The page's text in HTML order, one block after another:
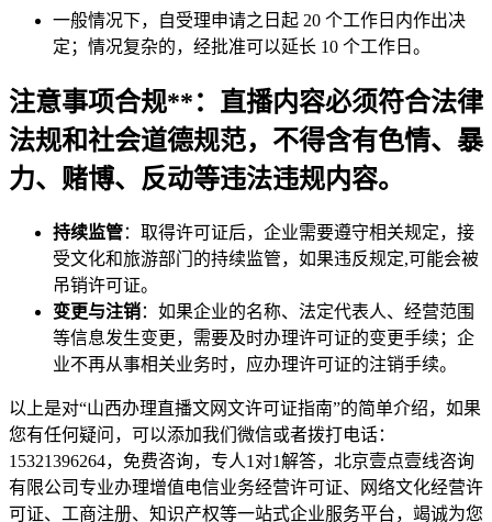
一般情况下，自受理申请之日起 20 个工作日内作出决
定；情况复杂的，经批准可以延长 10 个工作日。
注意事项合规**：直播内容必须符合法律
法规和社会道德规范，不得含有色情、暴
力、赌博、反动等违法违规内容。
持续监管：取得许可证后，企业需要遵守相关规定，接
受文化和旅游部门的持续监管，如果违反规定,可能会被
吊销许可证。
变更与注销：如果企业的名称、法定代表人、经营范围
等信息发生变更，需要及时办理许可证的变更手续；企
业不再从事相关业务时，应办理许可证的注销手续。
以上是对“山西办理直播文网文许可证指南”的简单介绍，如果
您有任何疑问，可以添加我们微信或者拨打电话：
15321396264，免费咨询，专人1对1解答，北京壹点壹线咨询
有限公司专业办理增值电信业务经营许可证、网络文化经营许
可证、工商注册、知识产权等一站式企业服务平台，竭诚为您